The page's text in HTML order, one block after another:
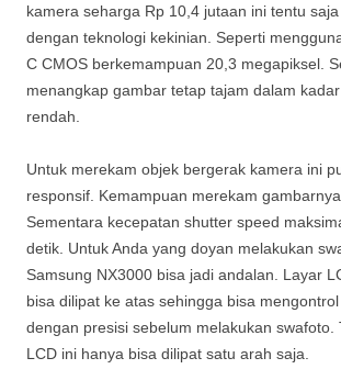
kamera seharga Rp 10,4 jutaan ini tentu
dengan teknologi kekinian. Seperti
C CMOS berkemampuan 20,3 megapiksel.
menangkap gambar tetap tajam dalam
rendah.
Untuk merekam objek bergerak kamera ini
responsif. Kemampuan merekam
Sementara kecepatan shutter speed
detik. Untuk Anda yang doyan melakukan
Samsung NX3000 bisa jadi andalan. Layar
bisa dilipat ke atas sehingga bisa
dengan presisi sebelum melakukan swafoto.
LCD ini hanya bisa dilipat satu arah saja.